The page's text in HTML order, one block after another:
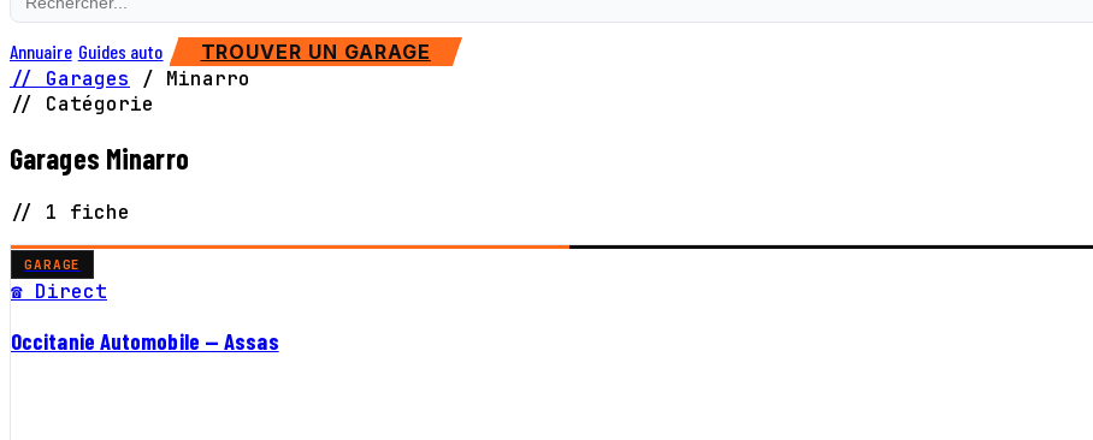
Annuaire Guides auto TROUVER UN GARAGE
// Garages / Minarro
// Catégorie
Garages Minarro
// 1 fiche
GARAGE
☎ Direct
Occitanie Automobile — Assas